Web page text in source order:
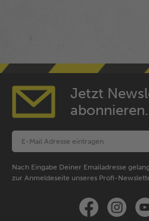
Jetzt
abonnieren.
Nach Eingabe Deiner Emailadresse
zur Anmeldeseite unseres Profi-